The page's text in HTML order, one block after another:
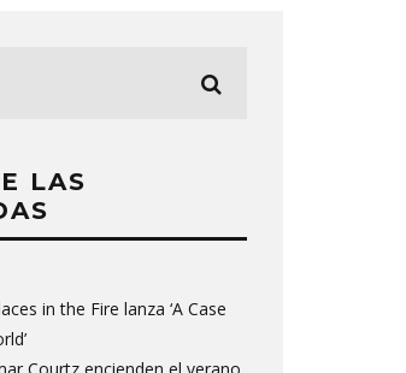
LAS
in the Fire lanza ‘A Case